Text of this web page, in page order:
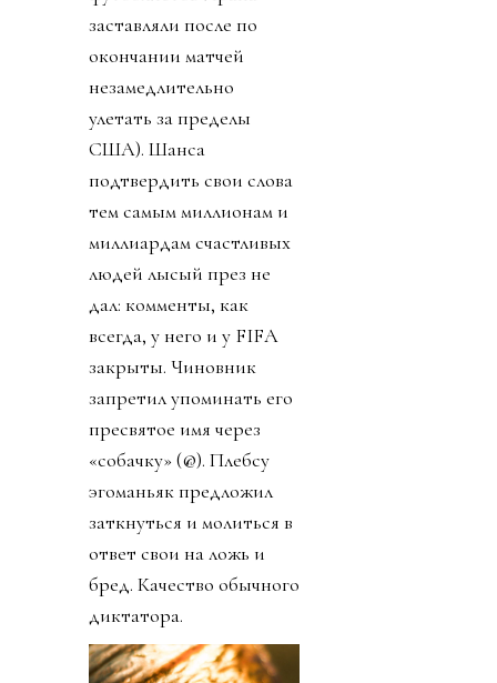
заставляли после по
окончании матчей
незамедлительно
улетать за пределы
США). Шанса
подтвердить свои слова
тем самым миллионам и
миллиардам счастливых
людей лысый през не
дал: комменты, как
всегда, у него и у FIFA
закрыты. Чиновник
запретил упоминать его
пресвятое имя через
«собачку» (@). Плебсу
эгоманьяк предложил
заткнуться и молиться в
ответ свои на ложь и
бред. Качество обычного
диктатора.